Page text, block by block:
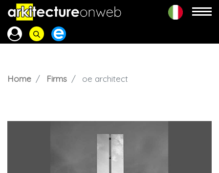
Home Firms oe architect